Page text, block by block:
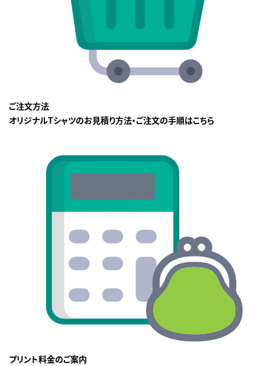
ご注文方法
オリジナルTシャツのお見積り方法・ご注文の手順はこちら
プリント料金のご案内